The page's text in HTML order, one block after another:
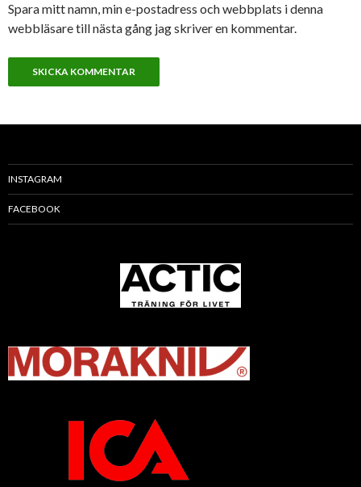
Spara mitt namn, min e-postadress och webbplats i denna
webbläsare till nästa gång jag skriver en kommentar.
INSTAGRAM
FACEBOOK